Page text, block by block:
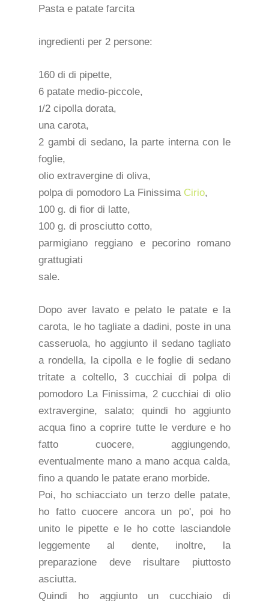
Pasta e patate farcita
ingredienti per 2 persone:
160 di di pipette,
6 patate medio-piccole,
1/2 cipolla dorata,
una carota,
2 gambi di sedano, la parte interna con le
foglie,
olio extravergine di oliva,
polpa di pomodoro La Finissima Cirio,
100 g. di fior di latte,
100 g. di prosciutto cotto,
parmigiano reggiano e pecorino romano
grattugiati
sale.
Dopo aver lavato e pelato le patate e la
carota, le ho tagliate a dadini, poste in una
casseruola, ho aggiunto il sedano tagliato
a rondella, la cipolla e le foglie di sedano
tritate a coltello, 3 cucchiai di polpa di
pomodoro La Finissima, 2 cucchiai di olio
extravergine, salato; quindi ho aggiunto
acqua fino a coprire tutte le verdure e ho
fatto cuocere, aggiungendo,
eventualmente mano a mano acqua calda,
fino a quando le patate erano morbide.
Poi, ho schiacciato un terzo delle patate,
ho fatto cuocere ancora un po', poi ho
unito le pipette e le ho cotte lasciandole
leggemente al dente, inoltre, la
preparazione deve risultare piuttosto
asciutta.
Quindi ho aggiunto un cucchiaio di